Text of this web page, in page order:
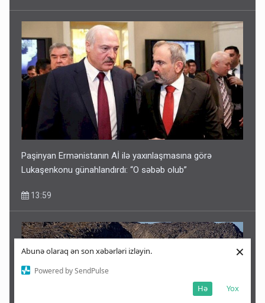
Abunə olaraq ən son xəbərləri izləyin.
Powered by SendPulse
Yox
Hə
×
Paşinyan Ermənistanın Aİ ilə yaxınlaşmasına görə
Lukaşenkonu günahlandırdı: “O səbəb olub”
13:59